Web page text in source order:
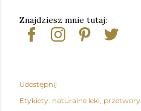
Znajdziesz mnie tutaj:
Udostępnij
Etykiety: naturalne leki przetwory